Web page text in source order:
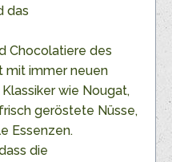
das
Chocolatiere des
mit immer neuen
wie Nougat,
geröstete Nüsse,
Essenzen.
die